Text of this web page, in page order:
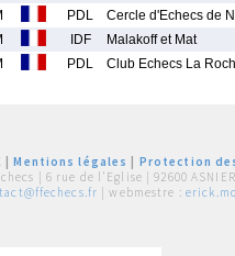
PDL Cercle d'Echecs de
IDF Malakoff et Mat
PDL Club Echecs La
|Mentions légales
Protection
| 6 rue de l'Eglise | 92600
| webmestre :